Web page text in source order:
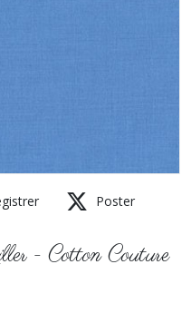
Poster
- Cotton Couture